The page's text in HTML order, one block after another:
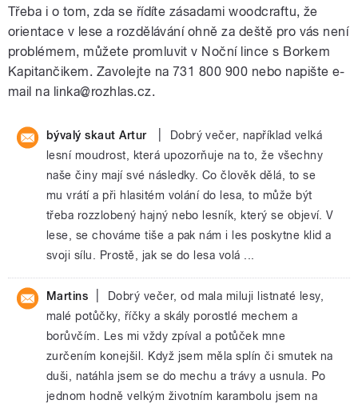
Třeba i o tom, zda se řídíte zásadami woodcraftu, že
orientace v lese a rozdělávání ohně za deště pro vás není
problémem, můžete promluvit v Noční lince s Borkem
Kapitančikem. Zavolejte na 731 800 900 nebo napište e-
mail na linka@rozhlas.cz.
bývalý skaut Artur
Dobrý večer, například velká
lesní moudrost, která upozorňuje na to, že všechny
naše činy mají své následky. Co člověk dělá, to se
mu vrátí a při hlasitém volání do lesa, to může být
třeba rozzlobený hajný nebo lesník, který se objeví. V
lese, se chováme tiše a pak nám i les poskytne klid a
svoji sílu. Prostě, jak se do lesa volá ...
Martins
Dobrý večer, od mala miluji listnaté lesy,
malé potůčky, říčky a skály porostlé mechem a
borůvčím. Les mi vždy zpíval a potůček mne
zurčením konejšil. Když jsem měla splín či smutek na
duši, natáhla jsem se do mechu a trávy a usnula. Po
jednom hodně velkým životním karambolu jsem na